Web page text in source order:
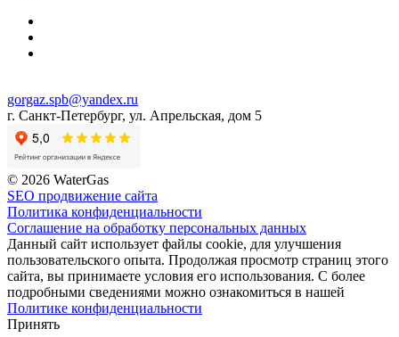
gorgaz.spb@yandex.ru
г. Санкт-Петербург, ул. Апрельская, дом 5
© 2026 WaterGas
SEO продвижение сайта
Политика конфиденциальности
Соглашение на обработку персональных данных
Данный сайт использует файлы cookie, для улучшения
пользовательского опыта. Продолжая просмотр страниц этого
сайта, вы принимаете условия его использования. С более
подробными сведениями можно ознакомиться в нашей
Политике конфиденциальности
Принять